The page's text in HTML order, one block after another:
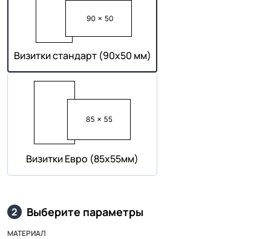
Визитки стандарт (90х50 мм)
Визитки Евро (85х55мм)
2 Выберите параметры
МАТЕРИАЛ